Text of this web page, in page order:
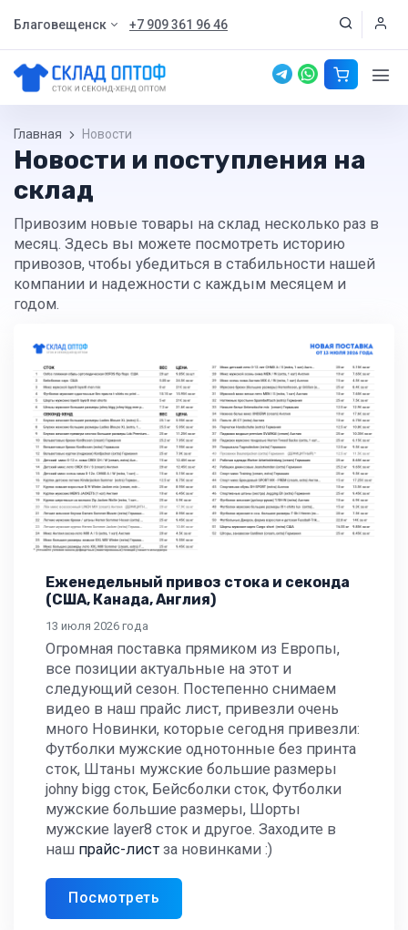
Благовещенск +7 909 361 96 46
Главная Новости
Новости и поступления на
склад
Привозим новые товары на склад несколько раз в
месяц. Здесь вы можете посмотреть историю
привозов, чтобы убедиться в стабильности нашей
компании и надежности с каждым месяцем и
годом.
Еженедельный привоз стока и секонда
(США, Канада, Англия)
13 июля 2026 года
Огромная поставка прямиком из Европы,
все позиции актуальные на этот и
следующий сезон. Постепенно снимаем
видео в наш прайс лист, привезли очень
много Новинки, которые сегодня привезли:
Футболки мужские однотонные без принта
сток, Штаны мужские большие размеры
johny bigg сток, Бейсболки сток, Футболки
мужские большие размеры, Шорты
мужские layer8 сток и другое. Заходите в
наш прайс-лист за новинками :)
Посмотреть